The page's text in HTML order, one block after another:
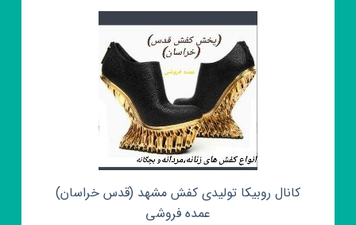
کانال روبیکا تولیدی کفش مشهد (قدس خراسان)
عمده فروشی